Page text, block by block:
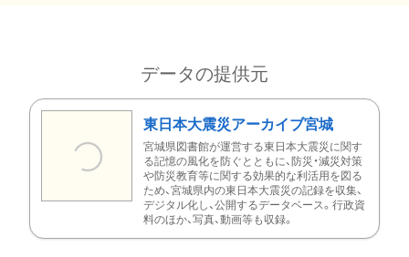
データの提供元
東日本大震災アーカイブ宮城
宮城県図書館が運営する東日本大震災に関す
る記憶の風化を防ぐとともに、防災・減災対策
や防災教育等に関する効果的な利活用を図る
ため、宮城県内の東日本大震災の記録を収集、
デジタル化し、公開するデータベース。行政資
料のほか、写真、動画等も収録。